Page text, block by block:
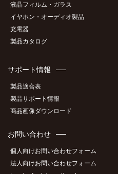
液晶フィルム・ガラス
イヤホン・オーディオ製品
充電器
製品カタログ
サポート情報
製品適合表
製品サポート情報
商品画像ダウンロード
お問い合わせ
個人向けお問い合わせフォーム
法人向けお問い合わせフォーム